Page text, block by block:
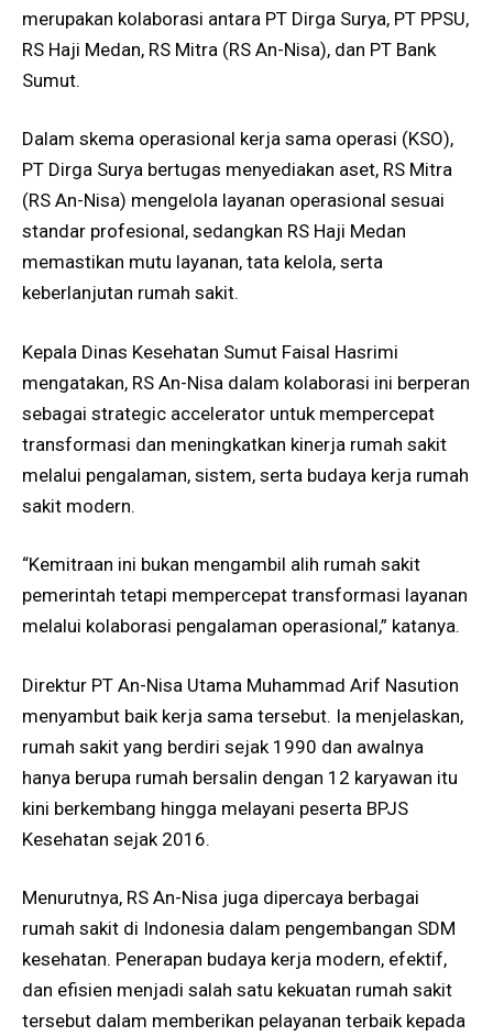
merupakan kolaborasi antara PT Dirga Surya, PT PPSU,
RS Haji Medan, RS Mitra (RS An-Nisa), dan PT Bank
Sumut.
Dalam skema operasional kerja sama operasi (KSO),
PT Dirga Surya bertugas menyediakan aset, RS Mitra
(RS An-Nisa) mengelola layanan operasional sesuai
standar profesional, sedangkan RS Haji Medan
memastikan mutu layanan, tata kelola, serta
keberlanjutan rumah sakit.
Kepala Dinas Kesehatan Sumut Faisal Hasrimi
mengatakan, RS An-Nisa dalam kolaborasi ini berperan
sebagai strategic accelerator untuk mempercepat
transformasi dan meningkatkan kinerja rumah sakit
melalui pengalaman, sistem, serta budaya kerja rumah
sakit modern.
“Kemitraan ini bukan mengambil alih rumah sakit
pemerintah tetapi mempercepat transformasi layanan
melalui kolaborasi pengalaman operasional,” katanya.
Direktur PT An-Nisa Utama Muhammad Arif Nasution
menyambut baik kerja sama tersebut. Ia menjelaskan,
rumah sakit yang berdiri sejak 1990 dan awalnya
hanya berupa rumah bersalin dengan 12 karyawan itu
kini berkembang hingga melayani peserta BPJS
Kesehatan sejak 2016.
Menurutnya, RS An-Nisa juga dipercaya berbagai
rumah sakit di Indonesia dalam pengembangan SDM
kesehatan. Penerapan budaya kerja modern, efektif,
dan efisien menjadi salah satu kekuatan rumah sakit
tersebut dalam memberikan pelayanan terbaik kepada